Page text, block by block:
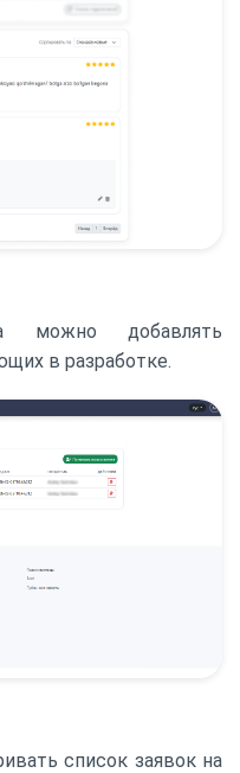
можно добавлять
в разработке.
список заявок на